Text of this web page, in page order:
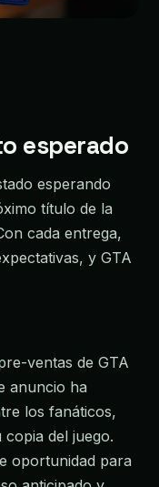
esperado
esperando
título de la
cada entrega,
y GTA
ventas de GTA
anuncio ha
los fanáticos,
del juego.
oportunidad para